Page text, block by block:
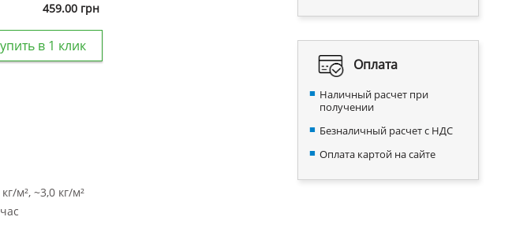
459.00 грн
в 1 клик
м², ~3,0 кг/м²
Оплата
Наличный расчет при
получении
Безналичный расчет с НДС
Оплата картой на сайте